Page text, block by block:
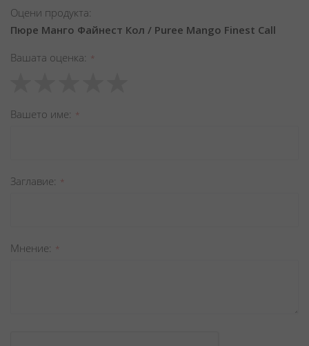
Оцени продукта:
Пюре Манго Файнест Кол / Puree Mango Finest Call
Вашата оценка
star
stars
stars
stars
stars
Вашето име
Заглавиe
Мнение